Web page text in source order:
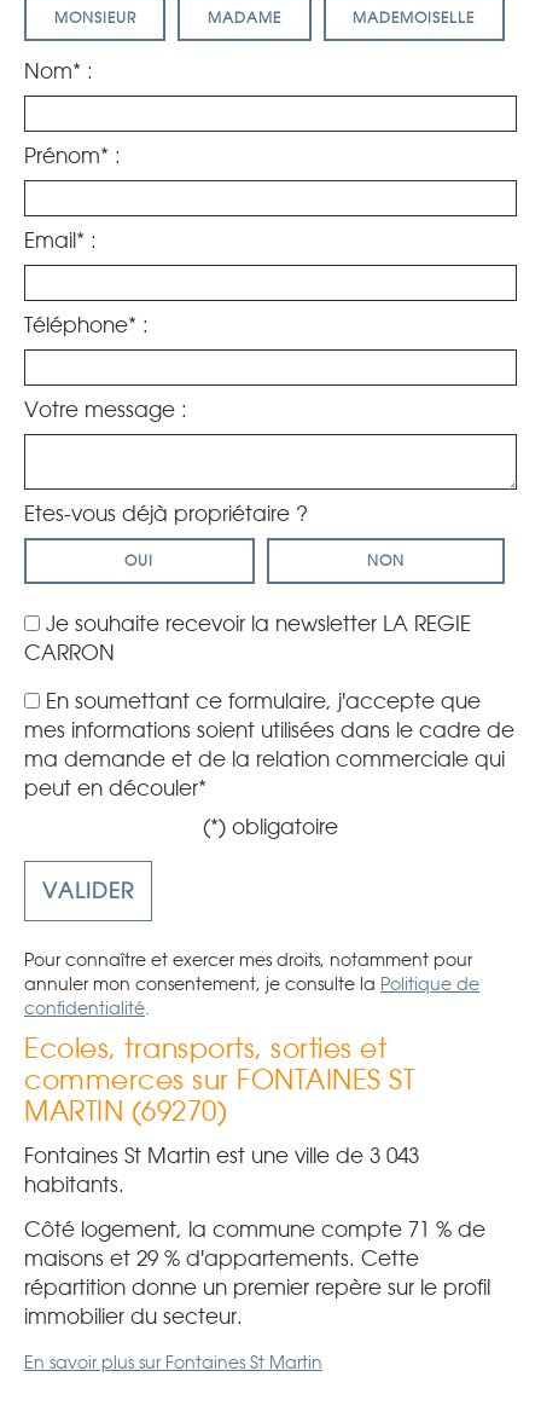
MONSIEUR MADAME MADEMOISELLE
Nom* :
Prénom* :
Email* :
Téléphone* :
Votre message :
Etes-vous déjà propriétaire ?
OUI NON
Je souhaite recevoir la newsletter LA REGIE
CARRON
En soumettant ce formulaire, j'accepte que
mes informations soient utilisées dans le cadre de
ma demande et de la relation commerciale qui
peut en découler*
(*) obligatoire
Pour connaître et exercer mes droits, notamment pour
annuler mon consentement, je consulte la Politique de
confidentialité.
Ecoles, transports, sorties et
commerces sur FONTAINES ST
MARTIN (69270)
Fontaines St Martin est une ville de 3 043
habitants.
Côté logement, la commune compte 71 % de
maisons et 29 % d'appartements. Cette
répartition donne un premier repère sur le profil
immobilier du secteur.
En savoir plus sur Fontaines St Martin